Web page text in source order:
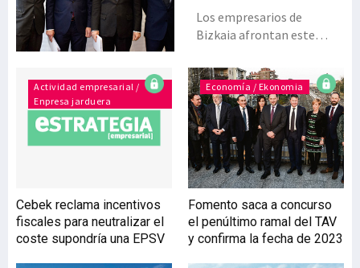
Los empresarios de
Bizkaia afrontan este
con optimismo. Tras cinco
años de recuperación, en
2019 continuará el
crecimiento, aunque será
más moderado. Ello no
impedirá, sin embargo,
que se puedan crear 7.000
Confederación
Empresarial de Bizkaia
prevé que la economía del
territorio seguirá
Actividad empresarial /
Enpresa jarduera
Cebek reclama incentivos
fiscales para neutralizar el
coste supondría una EPSV
Economía / Ekonomia
Fomento saca a concurso
el penúltimo ramal del TAV
y confirma la fecha de 2023